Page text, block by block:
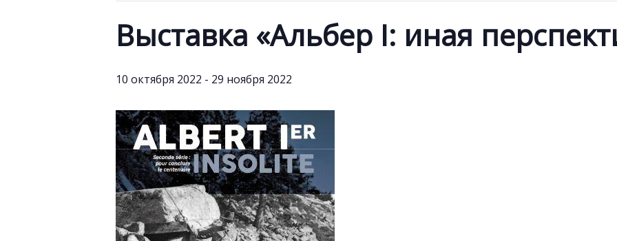
Выставка «Альбер I: иная
10 октября 2022 - 29 ноября 2022